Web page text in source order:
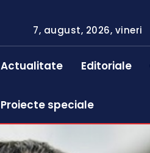
7, august, 2026, vineri
Actualitate Editoriale
Proiecte speciale